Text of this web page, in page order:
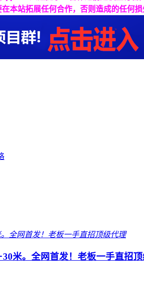
本站拓展任何合作，否则造成的任何损
米。全网首发！老板一手直招